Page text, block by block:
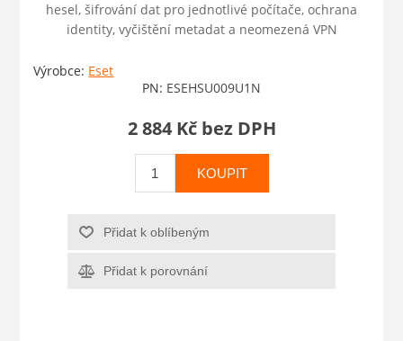
hesel, šifrování dat pro jednotlivé počítače, ochrana
identity, vyčištění metadat a neomezená VPN
Výrobce: Eset
PN: ESEHSU009U1N
2 884 Kč bez DPH
KOUPIT
Přidat k oblíbeným
Přidat k porovnání